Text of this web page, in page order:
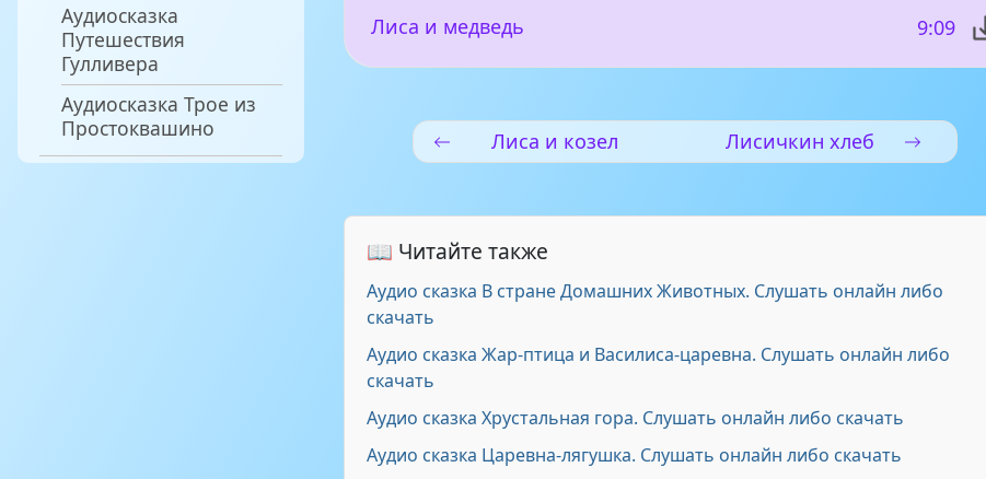
Аудиосказка
Путешествия
Гулливера
Аудиосказка Трое из
Простоквашино
Лиса и медведь 9:09
Лиса и козел Лисичкин хлеб
📖 Читайте также
Аудио сказка В стране Домашних Животных. Слушать онлайн либо
скачать
Аудио сказка Жар-птица и Василиса-царевна. Слушать онлайн либо
скачать
Аудио сказка Хрустальная гора. Слушать онлайн либо скачать
Аудио сказка Царевна-лягушка. Слушать онлайн либо скачать